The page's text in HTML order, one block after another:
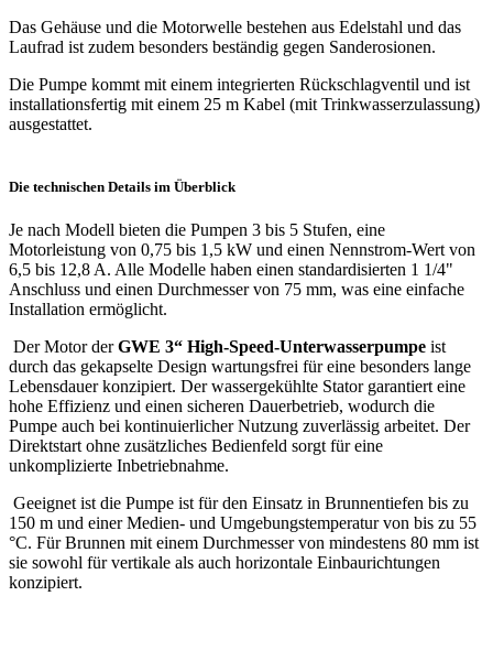
Das Gehäuse und die Motorwelle bestehen aus Edelstahl und das
Laufrad ist zudem besonders beständig gegen Sanderosionen.
Die Pumpe kommt mit einem integrierten Rückschlagventil und ist
installationsfertig mit einem 25 m Kabel (mit Trinkwasserzulassung)
ausgestattet.
Die technischen Details im Überblick
Je nach Modell bieten die Pumpen 3 bis 5 Stufen, eine
Motorleistung von 0,75 bis 1,5 kW und einen Nennstrom-Wert von
6,5 bis 12,8 A. Alle Modelle haben einen standardisierten 1 1/4"
Anschluss und einen Durchmesser von 75 mm, was eine einfache
Installation ermöglicht.
Der Motor derGWE 3“ High-Speed-Unterwasserpumpe ist
durch das gekapselte Design wartungsfrei für eine besonders lange
Lebensdauer konzipiert. Der wassergekühlte Stator garantiert eine
hohe Effizienz und einen sicheren Dauerbetrieb, wodurch die
Pumpe auch bei kontinuierlicher Nutzung zuverlässig arbeitet. Der
Direktstart ohne zusätzliches Bedienfeld sorgt für eine
unkomplizierte Inbetriebnahme.
Geeignet ist die Pumpe ist für den Einsatz in Brunnentiefen bis zu
150 m und einer Medien- und Umgebungstemperatur von bis zu 55
°C. Für Brunnen mit einem Durchmesser von mindestens 80 mm ist
sie sowohl für vertikale als auch horizontale Einbaurichtungen
konzipiert.